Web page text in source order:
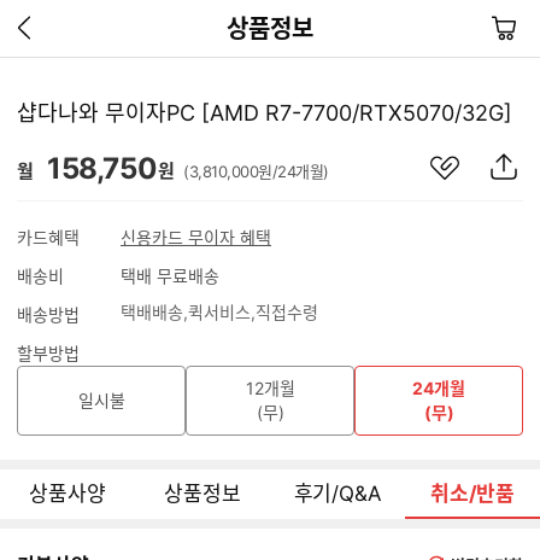
상품정보
이
지
기
장
바
샵다나와 무이자PC [AMD R7-7700/RTX5070/32G]
월 158,750원 (3,810,000원/24개월)
카드혜택
신용카드 무이자 혜택
배송비
택배 무료배송
배송방법
택배배송 퀵서비스 직접수령
할부방법
일시불
12개월
(무)
24개월
(무)
상품사양 상품정보 후기/Q&A 취소/반품